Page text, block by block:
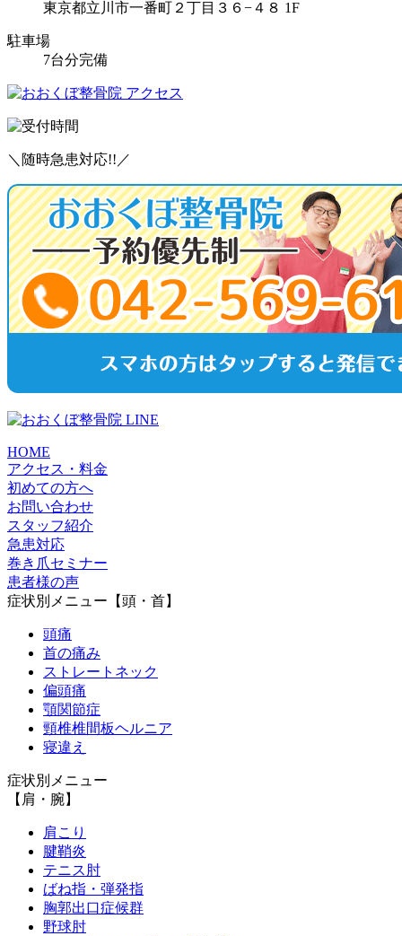
東京都立川市一番町２丁目３６−４８ 1F
駐車場
7台分完備
＼随時急患対応!!／
HOME
アクセス・料金
初めての方へ
お問い合わせ
スタッフ紹介
急患対応
巻き爪セミナー
患者様の声
症状別メニュー【頭・首】
頭痛
首の痛み
ストレートネック
偏頭痛
顎関節症
頸椎椎間板ヘルニア
寝違え
症状別メニュー
【肩・腕】
肩こり
腱鞘炎
テニス肘
ばね指・弾発指
胸郭出口症候群
野球肘